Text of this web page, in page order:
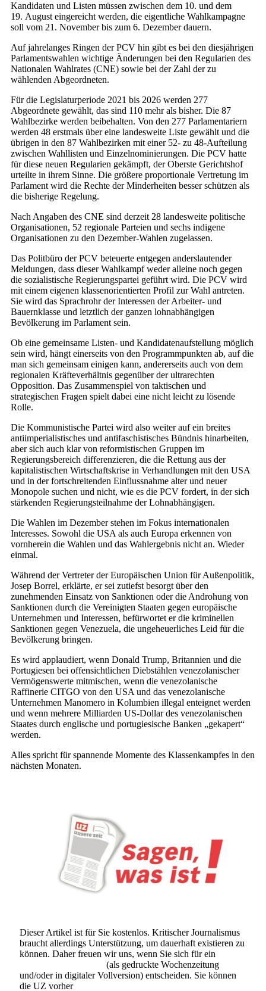
Kandidaten und Listen müssen zwischen dem 10. und dem
19. August eingereicht werden, die eigentliche Wahlkampagne
soll vom 21. November bis zum 6. Dezember dauern.
Auf jahrelanges Ringen der PCV hin gibt es bei den diesjährigen
Parlamentswahlen wichtige Änderungen bei den Regularien des
Nationalen Wahlrates (CNE) sowie bei der Zahl der zu
wählenden Abgeordneten.
Für die Legislaturperiode 2021 bis 2026 werden 277
Abgeordnete gewählt, das sind 110 mehr als bisher. Die 87
Wahlbezirke werden beibehalten. Von den 277 Parlamentariern
werden 48 erstmals über eine landesweite Liste gewählt und die
übrigen in den 87 Wahlbezirken mit einer 52- zu 48-Aufteilung
zwischen Wahllisten und Einzelnominierungen. Die PCV hatte
für diese neuen Regularien gekämpft, der Oberste Gerichtshof
urteilte in ihrem Sinne. Die größere proportionale Vertretung im
Parlament wird die Rechte der Minderheiten besser schützen als
die bisherige Regelung.
Nach Angaben des CNE sind derzeit 28 landesweite politische
Organisationen, 52 regionale Parteien und sechs indigene
Organisationen zu den Dezember-Wahlen zugelassen.
Das Politbüro der PCV beteuerte entgegen anderslautender
Meldungen, dass dieser Wahlkampf weder alleine noch gegen
die sozialistische Regierungspartei geführt wird. Die PCV wird
mit einem eigenen klassenorientierten Profil zur Wahl antreten.
Sie wird das Sprachrohr der Interessen der Arbeiter- und
Bauernklasse und letztlich der ganzen lohnabhängigen
Bevölkerung im Parlament sein.
Ob eine gemeinsame Listen- und Kandidatenaufstellung möglich
sein wird, hängt einerseits von den Programmpunkten ab, auf die
man sich gemeinsam einigen kann, andererseits auch von dem
regionalen Kräfteverhältnis gegenüber der ultrarechten
Opposition. Das Zusammenspiel von taktischen und
strategischen Fragen spielt dabei eine nicht leicht zu lösende
Rolle.
Die Kommunistische Partei wird also weiter auf ein breites
antiimperialistisches und antifaschistisches Bündnis hinarbeiten,
aber sich auch klar von reformistischen Gruppen im
Regierungsbereich differenzieren, die die Rettung aus der
kapitalistischen Wirtschaftskrise in Verhandlungen mit den USA
und in der fortschreitenden Einflussnahme alter und neuer
Monopole suchen und nicht, wie es die PCV fordert, in der sich
stärkenden Regierungsteilnahme der Lohnabhängigen.
Die Wahlen im Dezember stehen im Fokus internationalen
Interesses. Sowohl die USA als auch Europa erkennen von
vornherein die Wahlen und das Wahlergebnis nicht an. Wieder
einmal.
Während der Vertreter der Europäischen Union für Außenpolitik,
Josep Borrel, erklärte, er sei zutiefst besorgt über den
zunehmenden Einsatz von Sanktionen oder die Androhung von
Sanktionen durch die Vereinigten Staaten gegen europäische
Unternehmen und Interessen, befürwortet er die kriminellen
Sanktionen gegen Venezuela, die ungeheuerliches Leid für die
Bevölkerung bringen.
Es wird applaudiert, wenn Donald Trump, Britannien und die
Portugiesen bei offensichtlichen Diebstählen venezolanischer
Vermögenswerte mitmischen, wenn die venezolanische
Raffinerie CITGO von den USA und das venezolanische
Unternehmen Manomero in Kolumbien illegal enteignet werden
und wenn mehrere Milliarden US-Dollar des venezolanischen
Staates durch englische und portugiesische Banken „gekapert“
werden.
Alles spricht für spannende Momente des Klassenkampfes in den
nächsten Monaten.
Dieser Artikel ist für Sie kostenlos. Kritischer Journalismus
braucht allerdings Unterstützung, um dauerhaft existieren zu
können. Daher freuen wir uns, wenn Sie sich für ein
(als gedruckte Wochenzeitung
und/oder in digitaler Vollversion) entscheiden. Sie können
die UZ vorher